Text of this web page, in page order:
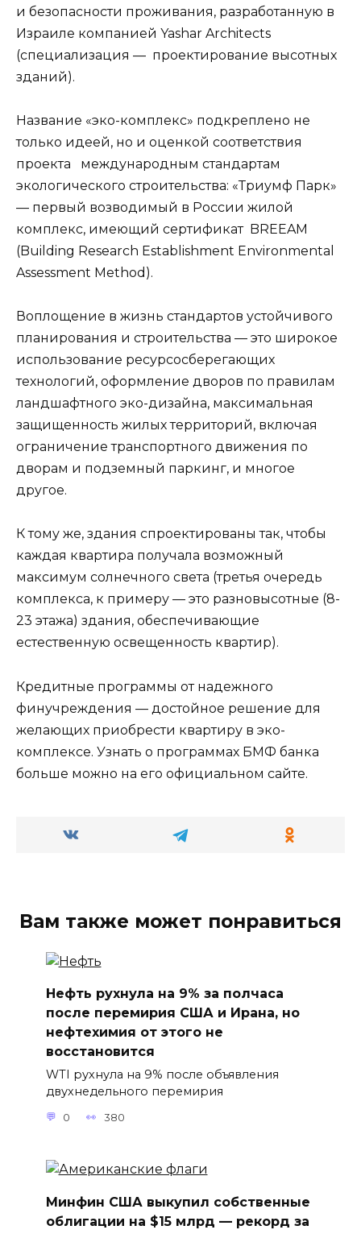
и безопасности проживания, разработанную в
Израиле компанией Yashar Architects
(специализация — проектирование высотных
зданий).
Название «эко-комплекс» подкреплено не
только идеей, но и оценкой соответствия
проекта международным стандартам
экологического строительства: «Триумф Парк»
— первый возводимый в России жилой
комплекс, имеющий сертификат BREEAM
(Building Research Establishment Environmental
Assessment Method).
Воплощение в жизнь стандартов устойчивого
планирования и строительства — это широкое
использование ресурсосберегающих
технологий, оформление дворов по правилам
ландшафтного эко-дизайна, максимальная
защищенность жилых территорий, включая
ограничение транспортного движения по
дворам и подземный паркинг, и многое
другое.
К тому же, здания спроектированы так, чтобы
каждая квартира получала возможный
максимум солнечного света (третья очередь
комплекса, к примеру — это разновысотные (8-
23 этажа) здания, обеспечивающие
естественную освещенность квартир).
Кредитные программы от надежного
финучреждения — достойное решение для
желающих приобрести квартиру в эко-
комплексе. Узнать о программах БМФ банка
больше можно на его официальном сайте.
Вам также может понравиться
Нефть рухнула на 9% за полчаса
после перемирия США и Ирана, но
нефтехимия от этого не
восстановится
WTI рухнула на 9% после объявления
двухнедельного перемирия
0 380
Минфин США выкупил собственные
облигации на $15 млрд — рекорд за